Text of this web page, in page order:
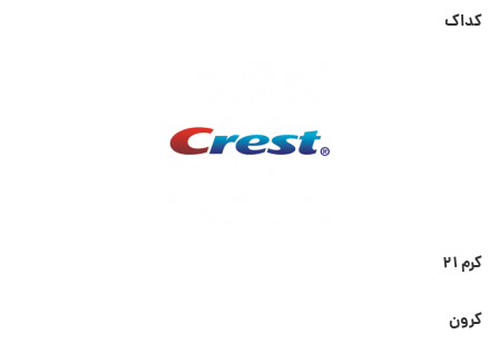
کداک
کرم ۲۱
کرون